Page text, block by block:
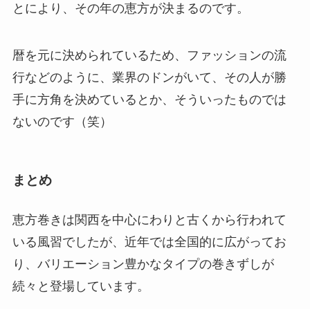
とにより、その年の恵方が決まるのです。
暦を元に決められているため、ファッションの流
行などのように、業界のドンがいて、その人が勝
手に方角を決めているとか、そういったものでは
ないのです（笑）
まとめ
恵方巻きは関西を中心にわりと古くから行われて
いる風習でしたが、近年では全国的に広がってお
り、バリエーション豊かなタイプの巻きずしが
続々と登場しています。